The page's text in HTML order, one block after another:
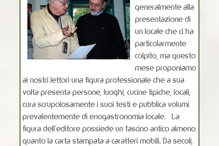
generalmente alla
presentazione di
un locale che ci ha
particolarmente
colpito, ma questo
mese proponiamo
ai nostri lettori una figura professionale che a sua
volta presenta persone, luoghi, cucine tipiche, locali,
cura scrupolosamente i suoi testi e pubblica volumi
prevalentemente di enogastronomia locale. La
figura dell’editore possiede un fascino antico almeno
quanto la carta stampata a caratteri mobili. Da secoli,